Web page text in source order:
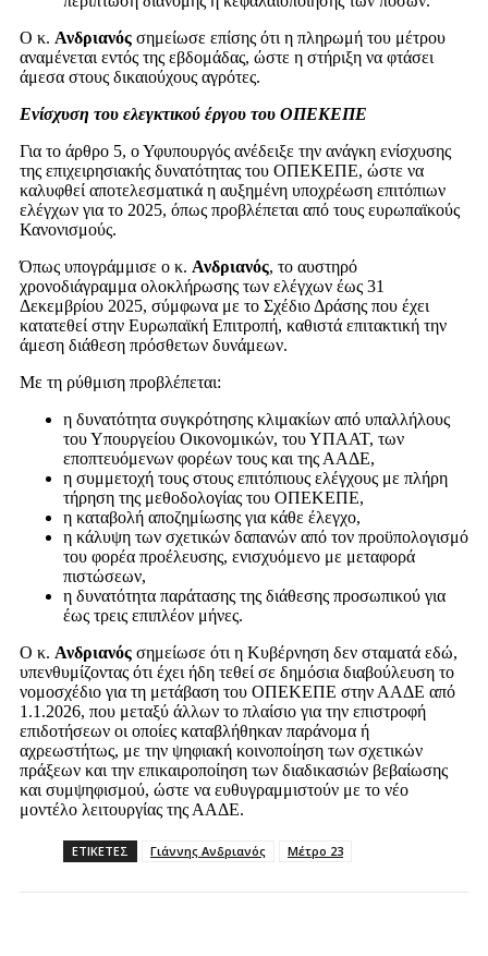
Ο κ. Ανδριανός σημείωσε επίσης ότι η πληρωμή του μέτρου
αναμένεται εντός της εβδομάδας, ώστε η στήριξη να φτάσει
άμεσα στους δικαιούχους αγρότες.
Ενίσχυση του ελεγκτικού έργου του ΟΠΕΚΕΠΕ
Για το άρθρο 5, ο Υφυπουργός ανέδειξε την ανάγκη ενίσχυσης
της επιχειρησιακής δυνατότητας του ΟΠΕΚΕΠΕ, ώστε να
καλυφθεί αποτελεσματικά η αυξημένη υποχρέωση επιτόπιων
ελέγχων για το 2025, όπως προβλέπεται από τους ευρωπαϊκούς
Κανονισμούς.
Όπως υπογράμμισε ο κ. Ανδριανός, το αυστηρό
χρονοδιάγραμμα ολοκλήρωσης των ελέγχων έως 31
Δεκεμβρίου 2025, σύμφωνα με το Σχέδιο Δράσης που έχει
κατατεθεί στην Ευρωπαϊκή Επιτροπή, καθιστά επιτακτική την
άμεση διάθεση πρόσθετων δυνάμεων.
Με τη ρύθμιση προβλέπεται:
η δυνατότητα συγκρότησης κλιμακίων από υπαλλήλους
του Υπουργείου Οικονομικών, του ΥΠΑΑΤ, των
εποπτευόμενων φορέων τους και της ΑΑΔΕ,
η συμμετοχή τους στους επιτόπιους ελέγχους με πλήρη
τήρηση της μεθοδολογίας του ΟΠΕΚΕΠΕ,
η καταβολή αποζημίωσης για κάθε έλεγχο,
η κάλυψη των σχετικών δαπανών από τον προϋπολογισμό
του φορέα προέλευσης, ενισχυόμενο με μεταφορά
πιστώσεων,
η δυνατότητα παράτασης της διάθεσης προσωπικού για
έως τρεις επιπλέον μήνες.
Ο κ. Ανδριανός σημείωσε ότι η Κυβέρνηση δεν σταματά εδώ,
υπενθυμίζοντας ότι έχει ήδη τεθεί σε δημόσια διαβούλευση το
νομοσχέδιο για τη μετάβαση του ΟΠΕΚΕΠΕ στην ΑΑΔΕ από
1.1.2026, που μεταξύ άλλων το πλαίσιο για την επιστροφή
επιδοτήσεων οι οποίες καταβλήθηκαν παράνομα ή
αχρεωστήτως, με την ψηφιακή κοινοποίηση των σχετικών
πράξεων και την επικαιροποίηση των διαδικασιών βεβαίωσης
και συμψηφισμού, ώστε να ευθυγραμμιστούν με το νέο
μοντέλο λειτουργίας της ΑΑΔΕ.
ΕΤΙΚΕΤΕΣ Γιάννης Ανδριανός Μέτρο 23